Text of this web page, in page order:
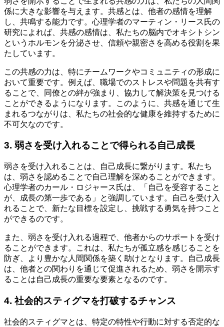
係に大きな影響を与えます。共感とは、他者の感情を理解
し、共鳴する能力です。心理学者のマーティン・リース氏の
研究によれば、共感の感情は、私たちの脳内でオキシトシン
というホルモンを分泌させ、信頼や親密さを高める役割を果
たしています。
この共感の力は、特にチームワークやコミュニティの形成に
おいて重要です。例えば、職場でのストレスや問題を共有す
ることで、同僚との絆が強まり、協力して解決策を見つける
ことができるようになります。このように、共感を通じて生
まれるつながりは、私たちの社会的な健康を維持するために
不可欠なのです。
3. 弱さを受け入れることで得られる自己成長
弱さを受け入れることは、自己成長に繋がります。私たち
は、弱さを認めることで自己理解を深めることができます。
心理学者のカール・ロジャース氏は、「自己を受容すること
が、成長の第一歩である」と強調しています。自己を受け入
れることで、新たな目標を設定し、挑戦する勇気を持つこと
ができるのです。
また、弱さを受け入れる過程で、他者からのサポートを受け
ることができます。これは、私たちが孤立感を感じることを
防ぎ、より豊かな人間関係を築く助けとなります。自己成長
は、他者との関わりを通じて促進されるため、弱さを開示す
ることは自己成長の重要な要素となるのです。
4. 社会的スティグマを打破するチャンス
社会的スティグマとは、特定の特性や行動に対する否定的な